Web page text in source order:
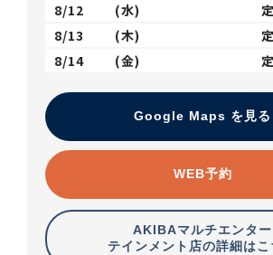
8/12
(水)
8/13
(木)
8/14
(金)
Google Maps を見る
WEB予約
AKIBAマルチエンター
テインメント店の詳細はこ